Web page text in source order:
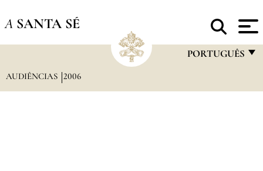
A SANTA SÉ
PORTUGUÊS
AUDIÊNCIAS 2006